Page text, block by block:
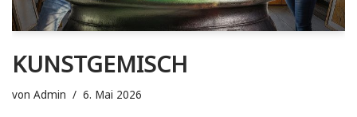
KUNSTGEMISCH
von Admin 6. Mai 2026